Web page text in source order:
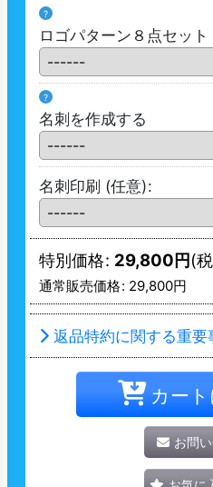
?
ロゴパターン８点セ
?
名刺を作成す
名刺印刷 (任意):
特別価格: 29,800円(
通常販売価格: 29,800円
返品特約に関する重要
カー
お問